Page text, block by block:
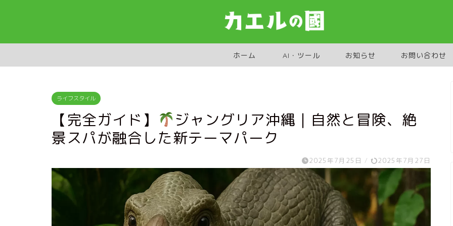
ホーム AI・ツール お知らせ お問い合わせ
ライフスタイル
【完全ガイド】
ジャングリア沖縄｜自然と冒険、絶
景スパが融合した新テーマパーク
2025年7月25日 / 2025年7月27日